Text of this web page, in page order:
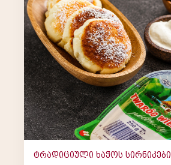
ტრადიციული ხაჭოს სირნიკები